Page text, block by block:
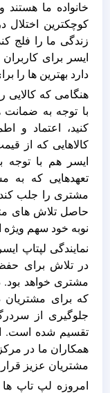
خانواده ما
کوچکترین اختلال
زندگی ما را فلج
ایسر برای
دارد بهترین ها را
هنگامی که کالایی
با توجه به
کنید، اعتماد و
کالاهایی که از
ایسر هم با
تعهدهایی که به
حاصل تلاش های
نوبه خود سهم ویژه
نمایندگی لپتاپ
در تلاش برای
مشتری خواهد بود.
که برای
جلوگیری از
تقسیم شده است.
همکاران ما در
مشتریان عزیز
امروزه لپ تاپ